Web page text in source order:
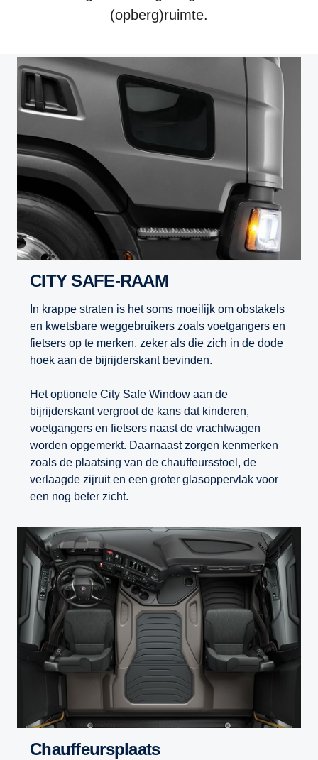
(opberg)ruimte.
CITY SAFE-RAAM
In krappe straten is het soms moeilijk om obstakels
en kwetsbare weggebruikers zoals voetgangers en
fietsers op te merken, zeker als die zich in de dode
hoek aan de bijrijderskant bevinden.
Het optionele City Safe Window aan de
bijrijderskant vergroot de kans dat kinderen,
voetgangers en fietsers naast de vrachtwagen
worden opgemerkt. Daarnaast zorgen kenmerken
zoals de plaatsing van de chauffeursstoel, de
verlaagde zijruit en een groter glasoppervlak voor
een nog beter zicht.
Chauffeursplaats